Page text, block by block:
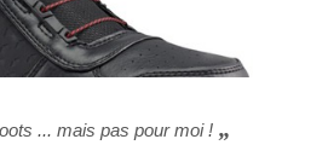
... mais pas pour moi !